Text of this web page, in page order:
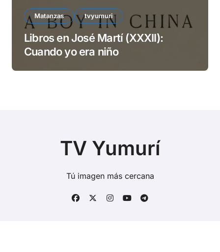
Matanzas tvyumuri
Libros en José Martí (XXXII):
Cuando yo era niño
TV Yumurí
Tú imagen más cercana